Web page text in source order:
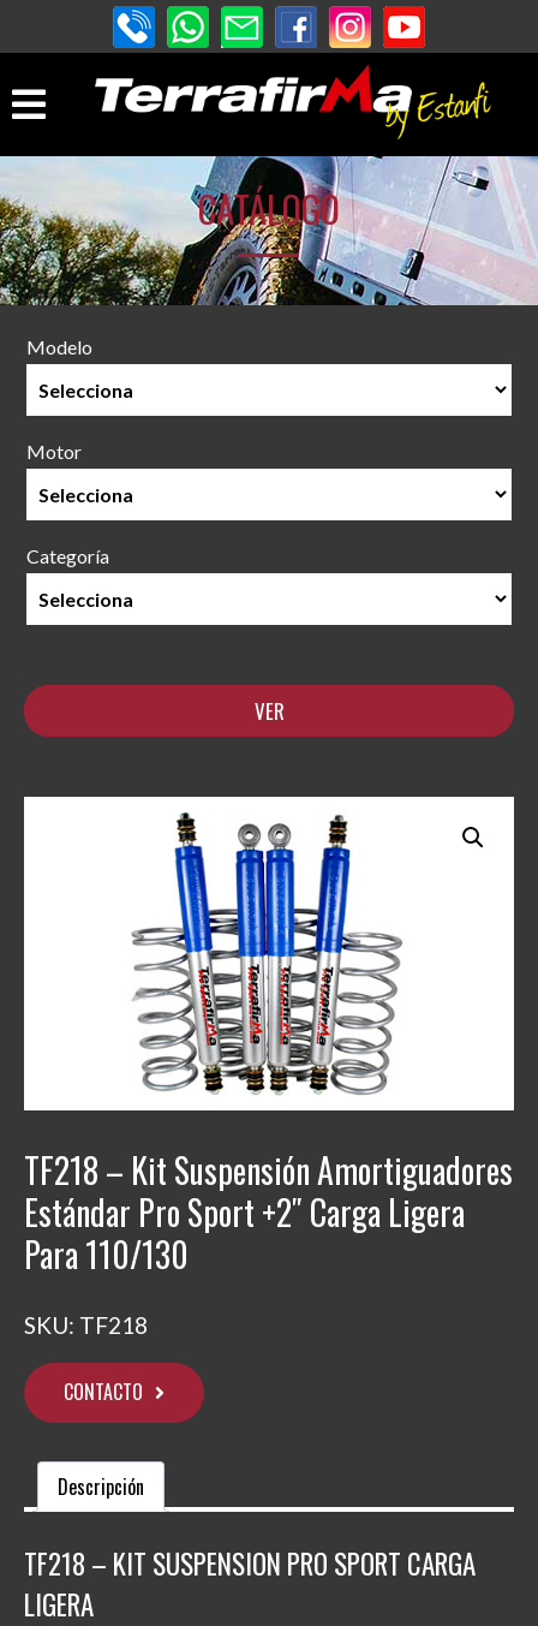
CATÁLOGO
Modelo
Motor
Categoría
TF218 – Kit Suspensión Amortiguadores
Estándar Pro Sport +2″ Carga Ligera
Para 110/130
SKU: TF218
CONTACTO
Descripción
TF218 – KIT SUSPENSION PRO SPORT CARGA
LIGERA